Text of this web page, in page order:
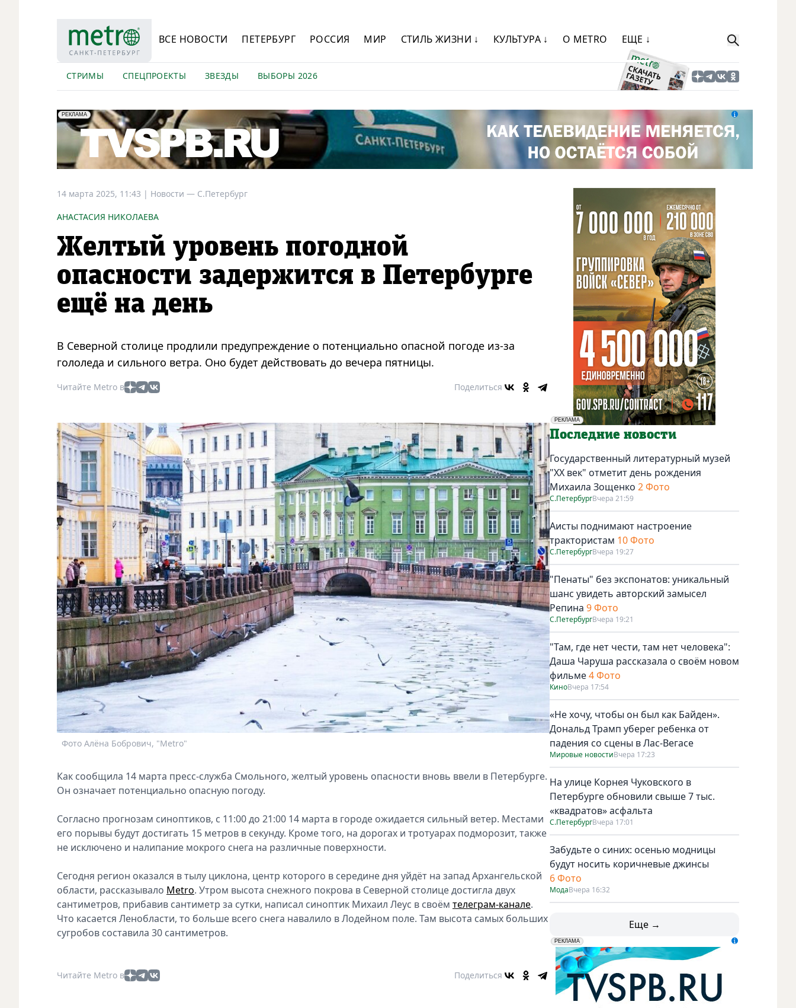
ВСЕ НОВОСТИ ПЕТЕРБУРГ РОССИЯ МИР СТИЛЬ ЖИЗНИ ↓ КУЛЬТУРА ↓ О METRO ЕЩЕ ↓
СТРИМЫ СПЕЦПРОЕКТЫ ЗВЕЗДЫ ВЫБОРЫ 2026
erid: LdtCK5Efv
РЕКЛАМА
АО "ГАТР", ИНН: 7841320717
14 марта 2025, 11:43 | Новости — С.Петербург
АНАСТАСИЯ НИКОЛАЕВА
Желтый уровень погодной
опасности задержится в Петербурге
ещё на день
В Северной столице продлили предупреждение о потенциально опасной погоде из-за
гололеда и сильного ветра. Оно будет действовать до вечера пятницы.
Читайте Metro в Поделиться
Фото Алёна Бобрович, "Metro"
Как сообщила 14 марта пресс-служба Смольного, желтый уровень опасности вновь ввели в Петербурге.
Он означает потенциально опасную погоду.
Согласно прогнозам синоптиков, с 11:00 до 21:00 14 марта в городе ожидается сильный ветер. Местами
его порывы будут достигать 15 метров в секунду. Кроме того, на дорогах и тротуарах подморозит, также
не исключено и налипание мокрого снега на различные поверхности.
Сегодня регион оказался в тылу циклона, центр которого в середине дня уйдёт на запад Архангельской
области, рассказывало Metro. Утром высота снежного покрова в Северной столице достигла двух
сантиметров, прибавив сантиметр за сутки, написал синоптик Михаил Леус в своём телеграм-канале.
Что касается Ленобласти, то больше всего снега навалило в Лодейном поле. Там высота самых больших
сугробов составила 30 сантиметров.
Читайте Metro в Поделиться
РЕКЛАМА
Социальная реклама
Последние новости
Государственный литературный музей
"ХХ век" отметит день рождения
Михаила Зощенко 2 Фото
С.ПетербургВчера 21:59
Аисты поднимают настроение
трактористам 10 Фото
С.ПетербургВчера 19:27
"Пенаты" без экспонатов: уникальный
шанс увидеть авторский замысел
Репина 9 Фото
С.ПетербургВчера 19:21
"Там, где нет чести, там нет человека":
Даша Чаруша рассказала о своём новом
фильме4 Фото
КиноВчера 17:54
«Не хочу, чтобы он был как Байден».
Дональд Трамп уберег ребенка от
падения со сцены в Лас-Вегасе
Мировые новостиВчера 17:23
На улице Корнея Чуковского в
Петербурге обновили свыше 7 тыс.
«квадратов» асфальта
С.ПетербургВчера 17:01
Забудьте о синих: осенью модницы
будут носить коричневые джинсы
6 Фото
МодаВчера 16:32
Еще →
erid: LdtCK5udn
РЕКЛАМА
АО "ГАТР", ИНН: 7841320717